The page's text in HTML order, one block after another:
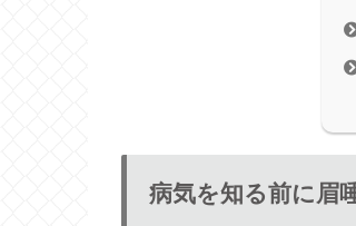
病気を知る前に眉